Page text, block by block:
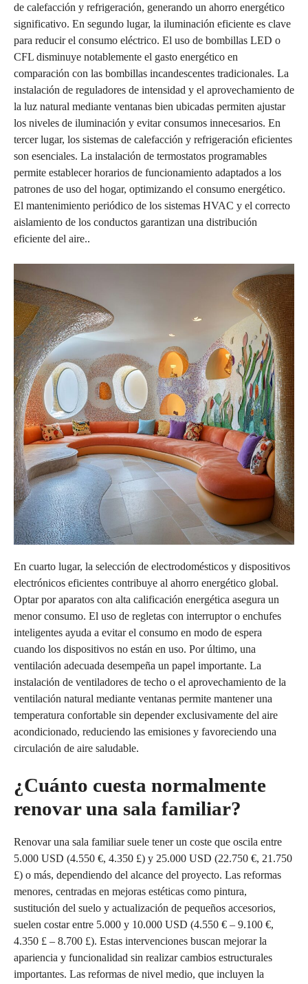
de calefacción y refrigeración, generando un ahorro energético
significativo. En segundo lugar, la iluminación eficiente es clave
para reducir el consumo eléctrico. El uso de bombillas LED o
CFL disminuye notablemente el gasto energético en
comparación con las bombillas incandescentes tradicionales. La
instalación de reguladores de intensidad y el aprovechamiento de
la luz natural mediante ventanas bien ubicadas permiten ajustar
los niveles de iluminación y evitar consumos innecesarios. En
tercer lugar, los sistemas de calefacción y refrigeración eficientes
son esenciales. La instalación de termostatos programables
permite establecer horarios de funcionamiento adaptados a los
patrones de uso del hogar, optimizando el consumo energético.
El mantenimiento periódico de los sistemas HVAC y el correcto
aislamiento de los conductos garantizan una distribución
eficiente del aire..
En cuarto lugar, la selección de electrodomésticos y dispositivos
electrónicos eficientes contribuye al ahorro energético global.
Optar por aparatos con alta calificación energética asegura un
menor consumo. El uso de regletas con interruptor o enchufes
inteligentes ayuda a evitar el consumo en modo de espera
cuando los dispositivos no están en uso. Por último, una
ventilación adecuada desempeña un papel importante. La
instalación de ventiladores de techo o el aprovechamiento de la
ventilación natural mediante ventanas permite mantener una
temperatura confortable sin depender exclusivamente del aire
acondicionado, reduciendo las emisiones y favoreciendo una
circulación de aire saludable.
¿Cuánto cuesta normalmente
renovar una sala familiar?
Renovar una sala familiar suele tener un coste que oscila entre
5.000 USD (4.550 €, 4.350 £) y 25.000 USD (22.750 €, 21.750
£) o más, dependiendo del alcance del proyecto. Las reformas
menores, centradas en mejoras estéticas como pintura,
sustitución del suelo y actualización de pequeños accesorios,
suelen costar entre 5.000 y 10.000 USD (4.550 € – 9.100 €,
4.350 £ – 8.700 £). Estas intervenciones buscan mejorar la
apariencia y funcionalidad sin realizar cambios estructurales
importantes. Las reformas de nivel medio, que incluyen la